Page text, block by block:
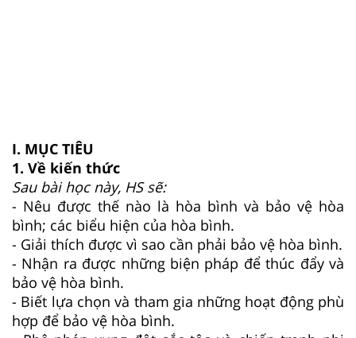
I. MỤC TIÊU
1. Về kiến thức
Sau bài học này, HS sẽ:
- Nêu được thế nào là hòa bình và bảo vệ hòa
bình; các biểu hiện của hòa bình.
- Giải thích được vì sao cần phải bảo vệ hòa bình.
- Nhận ra được những biện pháp để thúc đẩy và
bảo vệ hòa bình.
- Biết lựa chọn và tham gia những hoạt động phù
hợp để bảo vệ hòa bình.